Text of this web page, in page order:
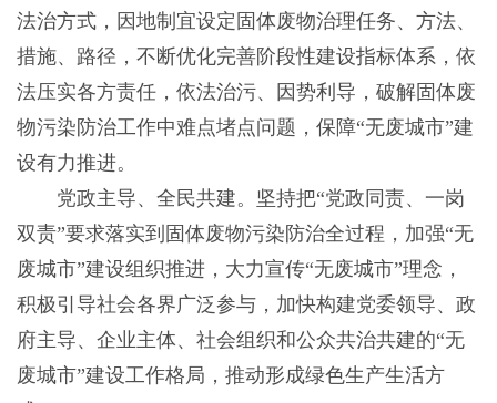
法治方式，因地制宜设定固体废物治理任务、方法、
措施、路径，不断优化完善阶段性建设指标体系，依
法压实各方责任，依法治污、因势利导，破解固体废
物污染防治工作中难点堵点问题，保障“无废城市”建
设有力推进。
党政主导、全民共建。坚持把“党政同责、一岗
双责”要求落实到固体废物污染防治全过程，加强“无
废城市”建设组织推进，大力宣传“无废城市”理念，
积极引导社会各界广泛参与，加快构建党委领导、政
府主导、企业主体、社会组织和公众共治共建的“无
废城市”建设工作格局，推动形成绿色生产生活方